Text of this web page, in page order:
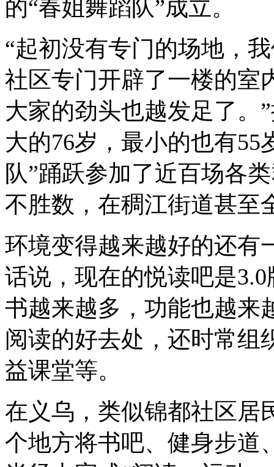
的“春姐舞蹈队”成立。
“起初没有专门的场地，
社区专门开辟了一楼的室
大家的劲头也越发足了。
大的76岁，最小的也有55
队”踊跃参加了近百场各
不胜数，在稠江街道甚至
环境变得越来越好的还有
话说，现在的悦读吧是
书越来越多，功能也越来
阅读的好去处，还时常组
益课堂等。
在义乌，类似锦都社区居
个地方将书吧、健身步道